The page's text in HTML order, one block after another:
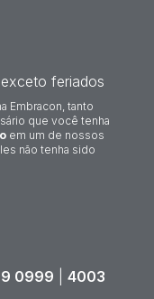
feriados
Embracon, tanto
que você tenha
em um de nossos
não tenha sido
0999
4003